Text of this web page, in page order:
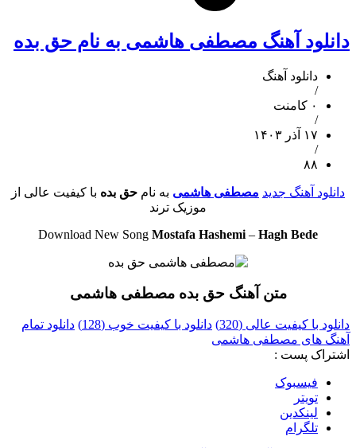
دانلود آهنگ مصطفی هاشمی به نام حق بده
دانلود آهنگ
/
۰ کامنت
/
۱۷ آذر ۱۴۰۳
/
۸۸
دانلود آهنگ جدید مصطفی هاشمی به نام حق بده با کیفیت عالی از
موزیک ترند
Download New Song Mostafa Hashemi – Hagh Bede
متن آهنگ حق بده مصطفی هاشمی
دانلود با کیفیت عالی (320) دانلود با کیفیت خوب (128)
دانلود تمام
آهنگ های مصطفی هاشمی
اشتراک پست :
فيسبوک
تويتر
لینکدین
تلگرام